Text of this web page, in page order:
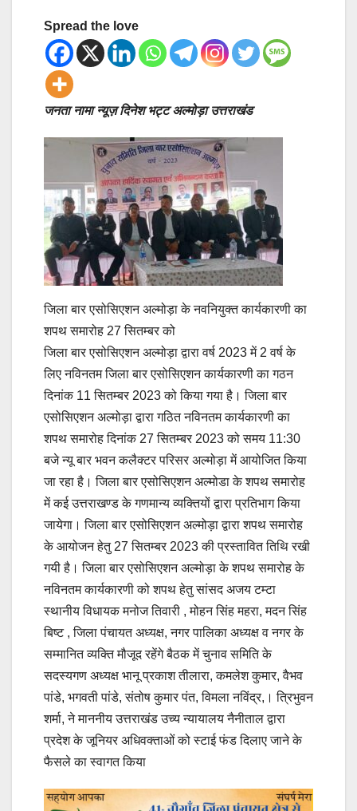
Spread the love
जनता नामा न्यूज़ दिनेश भट्ट अल्मोड़ा उत्तराखंड
जिला बार एसोसिएशन अल्मोड़ा के नवनियुक्त कार्यकारणी का
शपथ समारोह 27 सितम्बर को
जिला बार एसोसिएशन अल्मोड़ा द्वारा वर्ष 2023 में 2 वर्ष के
लिए नविनतम जिला बार एसोसिएशन कार्यकारणी का गठन
दिनांक 11 सितम्बर 2023 को किया गया है। जिला बार
एसोसिएशन अल्मोड़ा द्वारा गठित नविनतम कार्यकारणी का
शपथ समारोह दिनांक 27 सितम्बर 2023 को समय 11:30
बजे न्यू बार भवन कलैक्टर परिसर अल्मोड़ा में आयोजित किया
जा रहा है। जिला बार एसोसिएशन अल्मोडा के शपथ समारोह
में कई उत्तराखण्ड के गणमान्य व्यक्तियों द्वारा प्रतिभाग किया
जायेगा। जिला बार एसोसिएशन अल्मोड़ा द्वारा शपथ समारोह
के आयोजन हेतु 27 सितम्बर 2023 की प्रस्तावित तिथि रखी
गयी है। जिला बार एसोसिएशन अल्मोड़ा के शपथ समारोह के
नविनतम कार्यकारणी को शपथ हेतु सांसद अजय टम्टा
स्थानीय विधायक मनोज तिवारी , मोहन सिंह महरा, मदन सिंह
बिष्ट , जिला पंचायत अध्यक्ष, नगर पालिका अध्यक्ष व नगर के
सम्मानित व्यक्ति मौजूद रहेंगे बैठक में चुनाव समिति के
सदस्यगण अध्यक्ष भानू प्रकाश तीलारा, कमलेश कुमार, वैभव
पांडे, भगवती पांडे, संतोष कुमार पंत, विमला नविंद्र,। त्रिभुवन
शर्मा, ने माननीय उत्तराखंड उच्य न्यायालय नैनीताल द्वारा
प्रदेश के जूनियर अधिवक्ताओं को स्टाई फंड दिलाए जाने के
फैसले का स्वागत किया